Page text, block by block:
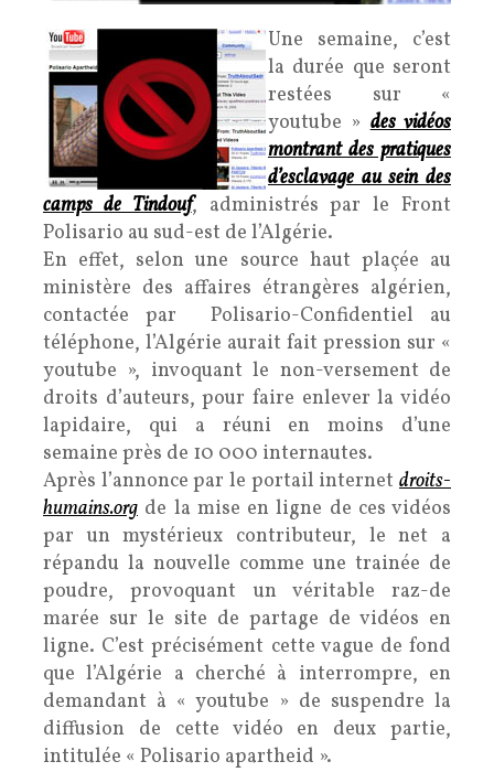
Une semaine, c’est
la durée que seront
restées sur «
youtube »des vidéos
montrant des pratiques
d’esclavage au sein des
camps de Tindouf, administrés par le Front
Polisario au sud-est de l’Algérie.
En effet, selon une source haut plaçée au
ministère des affaires étrangères algérien,
contactée par Polisario-Confidentiel au
téléphone, l’Algérie aurait fait pression sur «
youtube », invoquant le non-versement de
droits d’auteurs, pour faire enlever la vidéo
lapidaire, qui a réuni en moins d’une
semaine près de 10 000 internautes.
Après l’annonce par le portail internet droits-
humains.org de la mise en ligne de ces vidéos
par un mystérieux contributeur, le net a
répandu la nouvelle comme une trainée de
poudre, provoquant un véritable raz-de
marée sur le site de partage de vidéos en
ligne. C’est précisément cette vague de fond
que l’Algérie a cherché à interrompre, en
demandant à « youtube » de suspendre la
diffusion de cette vidéo en deux partie,
intitulée « Polisario apartheid ».